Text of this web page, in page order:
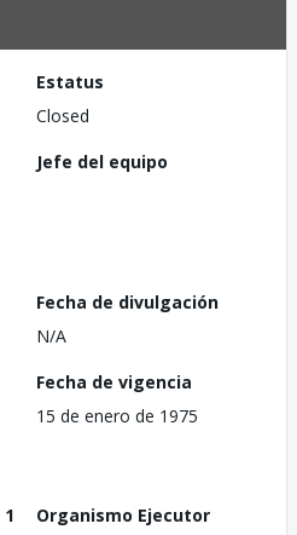
Estatus
Closed
Jefe del equipo
Fecha de divulgación
N/A
Fecha de vigencia
15 de enero de 1975
1
Organismo Ejecutor